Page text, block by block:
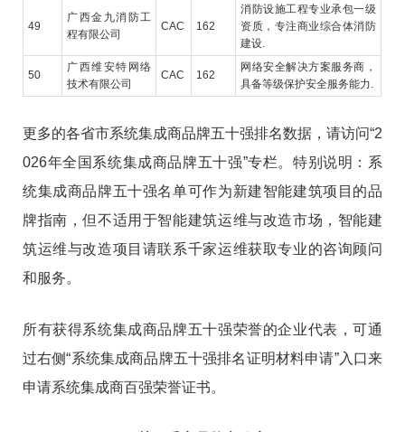
49
广西金九消防工
程有限公司
CAC 162
消防设施工程专业承包一级
资质，专注商业综合体消防
建设.
50
广西维安特网络
技术有限公司
CAC 162
网络安全解决方案服务商，
具备等级保护安全服务能力.
更多的各省市系统集成商品牌五十强排名数据，请访问“2
026年全国系统集成商品牌五十强”专栏。特别说明：系
统集成商品牌五十强名单可作为新建智能建筑项目的品
牌指南，但不适用于智能建筑运维与改造市场，智能建
筑运维与改造项目请联系千家运维获取专业的咨询顾问
和服务。
所有获得系统集成商品牌五十强荣誉的企业代表，可通
过右侧“系统集成商品牌五十强排名证明材料申请”入口来
申请系统集成商百强荣誉证书。